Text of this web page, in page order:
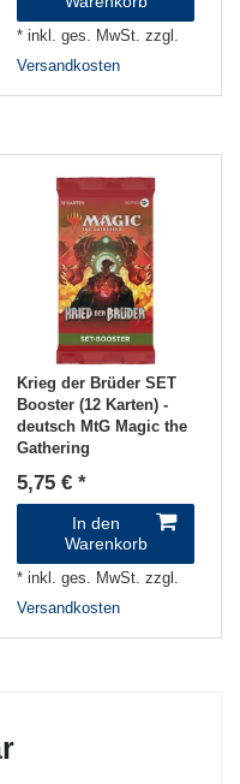
*inkl. ges. MwSt. zzgl.
Versandkosten
Krieg der Brüder SET
Booster (12 Karten) -
deutsch MtG Magic the
Gathering
5,75 € *
In den
Warenkorb
*inkl. ges. MwSt. zzgl.
Versandkosten